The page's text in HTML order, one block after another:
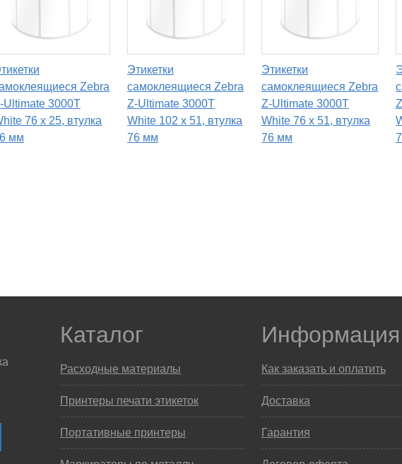
Zebra
Ultimate 3000T
76 x 25, втулка
мм
Этикетки
самоклеящиеся Zebra
Z-Ultimate 3000T
White 102 x 51, втулка
76 мм
Этикетки
самоклеящиеся Zebra
Z-Ultimate 3000T
White 76 x 51, втулка
76 мм
Каталог
Расходные материалы
Принтеры печати этикеток
Портативные принтеры
Информация
Как заказать и оплатить
Доставка
Гарантия